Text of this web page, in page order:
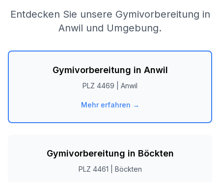
Entdecken Sie unsere Gymivorbereitung in
Anwil und Umgebung.
Gymivorbereitung in Anwil
PLZ 4469 Anwil
Mehr erfahren →
Gymivorbereitung in Böckten
PLZ 4461 Böckten